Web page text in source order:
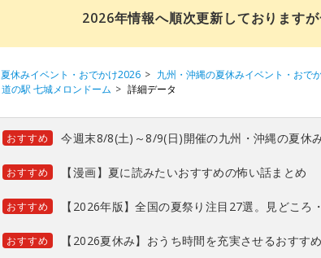
2026年情報へ順次更新しております
夏休みイベント・おでかけ2026 九州・沖縄の夏休みイベント・おで
道の駅 七城メロンドーム
詳細データ
おすすめ 今週末8/8(土)～8/9(日)開催の九州・沖縄の夏休
おすすめ 【漫画】夏に読みたいおすすめの怖い話まとめ
おすすめ 【2026年版】全国の夏祭り注目27選。見どころ
おすすめ 【2026夏休み】おうち時間を充実させるおすす